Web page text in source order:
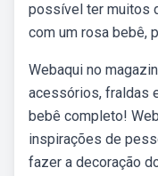
possível ter muitos
com um rosa bebê,
Webaqui no
acessórios, fraldas
bebê completo!
inspirações de
fazer a decoração